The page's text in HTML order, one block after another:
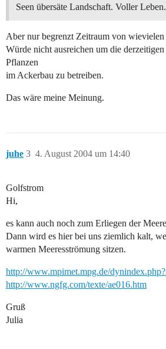
Seen übersäte Landschaft. Voller Leben.
Aber nur begrenzt Zeitraum von wievielen
Würde nicht ausreichen um die
Pflanzen
im Ackerbau zu betreiben.
Das wäre meine Meinung.
juhe 4. August 2004 um 14:40
3
Golfstrom
Hi,
es kann auch noch zum Erliegen der
Dann wird es hier bei uns ziemlich kalt,
warmen Meeresströmung sitzen.
http://www.mpimet.mpg.de/
http://www.ngfg.com/texte/ae016.htm
Gruß
Julia